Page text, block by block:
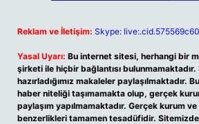
Reklam ve İletişim: Skype:
Yasal Uyarı: Bu internet sitesi, herhangi bir
şirketi ile hiçbir bağlantısı
hazırladığımız makaleler paylaşılmaktadır.
haber niteliği taşımamakta olup, gerçek
paylaşım yapılmamaktadır. Gerçek kurum
benzerlikleri tamamen tesadüfidir.